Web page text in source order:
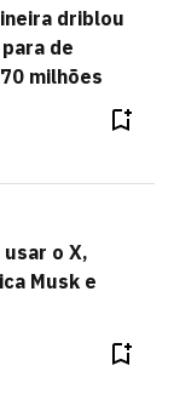
driblou
de
milhões
o X,
Musk e